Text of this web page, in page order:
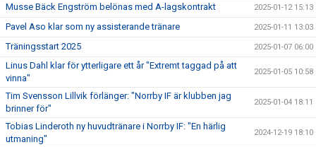
Musse Bäck Engström belönas med A-lagskontrakt 2025-01-12 15:13
Pavel Aso klar som ny assisterande tränare 2025-01-11 13:03
Träningsstart 2025 2025-01-07 06:00
Linus Dahl klar för ytterligare ett år "Extremt taggad på att
vinna"
2025-01-05 10:58
Tim Svensson Lillvik förlänger: "Norrby IF är klubben jag
brinner för"
2025-01-04 18:11
Tobias Linderoth ny huvudtränare i Norrby IF: "En härlig
utmaning"
2024-12-19 18:10